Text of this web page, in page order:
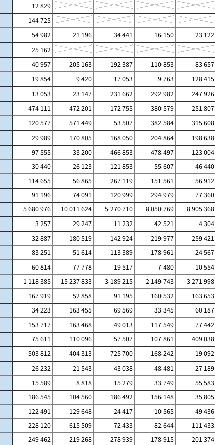
12 829
144 725
54 982 21 196 34 441 16 150 23 122
25 162
40 957 205 163 192 387 110 853 83 657
19 854 9 420 17 053 9 763 128 415
13 053 23 147 231 662 292 982 247 926
474 111 472 201 172 755 380 579 251 807
120 577 571 449 53 507 382 584 315 608
29 989 170 805 168 050 204 864 198 638
97 555 33 200 466 853 478 497 123 004
30 440 26 123 121 853 55 607 46 440
114 655 56 865 267 119 151 561 56 912
91 196 74 091 120 999 294 979 77 360
5 680 976 10 011 624 5 270 710 8 050 769 8 905 368
3 257 29 247 11 232 42 521 4 304
32 887 180 519 142 924 219 977 259 421
83 251 51 614 113 389 178 961 24 567
60 814 77 778 19 517 7 480 10 554
1 118 385 15 237 833 3 189 215 2 149 743 3 271 998
167 919 52 858 91 195 160 532 163 653
34 223 163 455 69 569 33 345 60 187
153 717 163 468 49 013 117 549 77 442
75 611 110 096 57 507 107 861 409 038
503 812 404 313 725 700 168 242 19 092
26 232 21 543 43 038 48 481 27 189
15 589 8 818 15 279 33 749 55 583
186 545 104 560 186 492 156 148 35 805
122 491 129 648 24 417 10 565 49 436
228 120 615 509 72 433 82 644 111 433
249 462 219 268 278 939 178 915 201 374